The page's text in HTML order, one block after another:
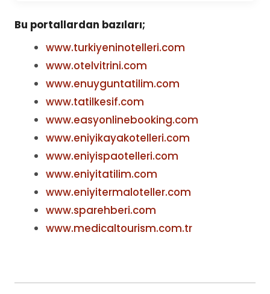
Bu portallardan bazıları;
www.turkiyeninotelleri.com
www.otelvitrini.com
www.enuyguntatilim.com
www.tatilkesif.com
www.easyonlinebooking.com
www.eniyikayakotelleri.com
www.eniyispaotelleri.com
www.eniyitatilim.com
www.eniyitermaloteller.com
www.sparehberi.com
www.medicaltourism.com.tr